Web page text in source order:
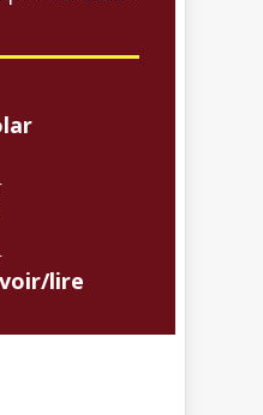
lire